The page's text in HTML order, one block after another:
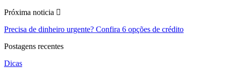
Próxima noticia
Precisa de dinheiro urgente? Confira 6 opções de crédito
Postagens recentes
Dicas